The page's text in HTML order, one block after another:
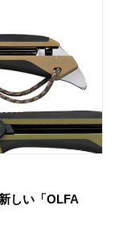
しい「OLFA